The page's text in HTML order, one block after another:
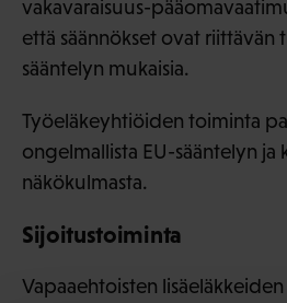
vakavaraisuus-
että säännökset ovat riittävän
sääntelyn mukaisia.
Työeläkeyhtiöiden toiminta
ongelmallista EU-sääntelyn ja
näkökulmasta.
Sijoitustoiminta
Vapaaehtoisten